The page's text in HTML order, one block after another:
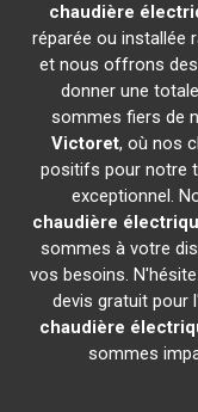
chaudière
réparée ou installée
et nous offrons
donner une
sommes fiers de
Victoret, où nos
positifs pour notre
exceptionnel.
chaudière
sommes à votre
vos besoins.
devis gratuit pour
chaudière
sommes